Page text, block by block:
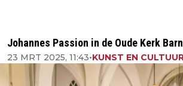
Johannes Passion in de Oude Kerk
23 MRT 2025, 11:43•KUNST EN